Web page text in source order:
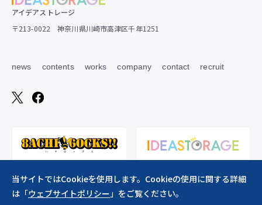
アイデアストレージ
〒213-0022 神奈川県川崎市高津区千年1251
news contents works company contact recruit
当サイトではCookieを使用します。Cookieの使用に関する詳細
は「ウェブサイトポリシー」をご覧ください。